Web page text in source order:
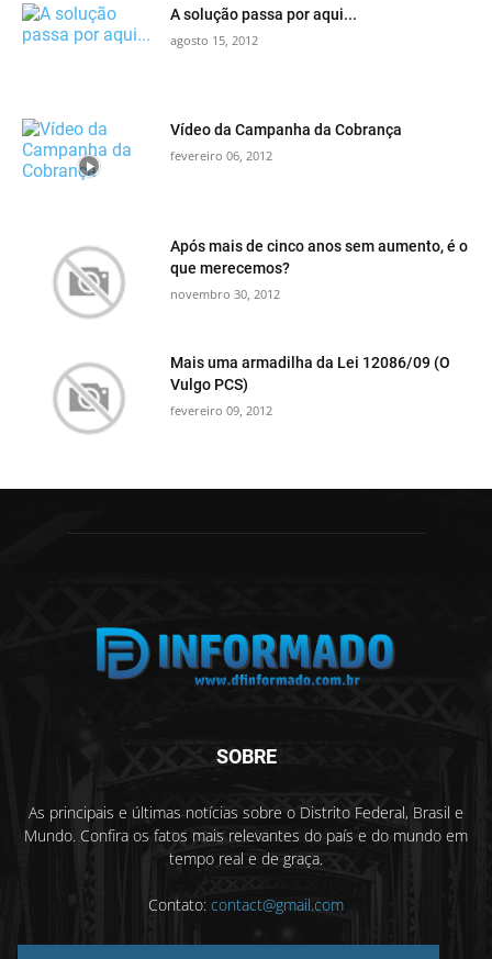
A solução passa por aqui...
agosto 15, 2012
Vídeo da Campanha da Cobrança
fevereiro 06, 2012
Após mais de cinco anos sem aumento, é o
que merecemos?
novembro 30, 2012
Mais uma armadilha da Lei 12086/09 (O
Vulgo PCS)
fevereiro 09, 2012
SOBRE
As principais e últimas notícias sobre o Distrito Federal, Brasil e
Mundo. Confira os fatos mais relevantes do país e do mundo em
tempo real e de graça.
Contato: contact@gmail.com